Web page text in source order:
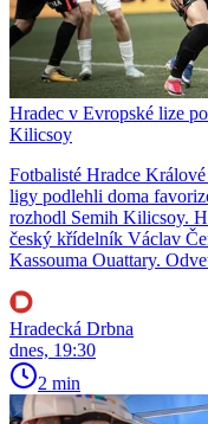
Hradec v Evropské lize
Kilicsoy
Fotbalisté Hradce
ligy podlehli doma
rozhodl Semih Kilicsoy.
český křídelník Václav
Kassouma Ouattary.
Hradecká Drbna
dnes, 19:30
2 min